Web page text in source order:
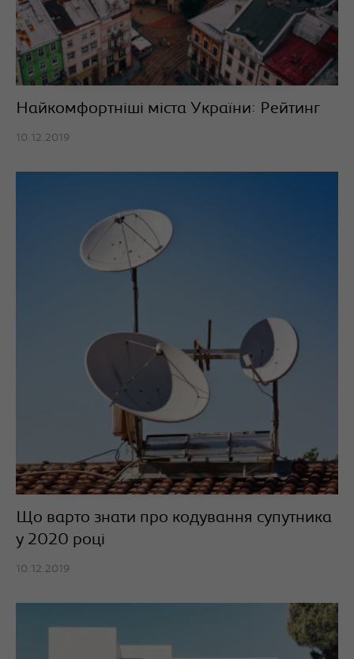
Найкомфортніші міста України: Рейтинг
10.12.2019
Що варто знати про кодування супутника
у 2020 році
10.12.2019